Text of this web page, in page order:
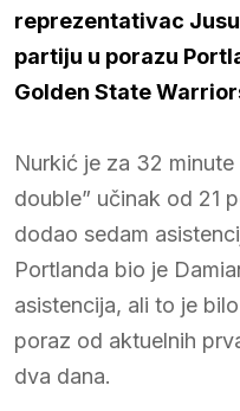
reprezentativac
partiju u porazu
Golden State
Nurkić je za 32
double” učinak od 21
dodao sedam
Portlanda bio je
asistencija, ali to je
poraz od aktuelnih
dva dana.